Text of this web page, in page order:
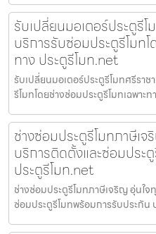
รับเปลี่ยนมอเตอร์ประตูรี
บริการรับซ่อมประตูรีโมทโ
ทาง ประตูรีโมท.net
รับเปลี่ยนมอเตอร์ประตูรีโมทศรีรา
รีโมทโดยช่างซ่อมประตูรีโมทเฉพาะ
ช่างซ่อมประตูรีโมทภาษีเ
บริการติดตั้งและซ่อมประ
ประตูรีโมท.net
ช่างซ่อมประตูรีโมทภาษีเจริญ อุ่นใ
ซ่อมประตูรีโมทพร้อมการรับประกัน